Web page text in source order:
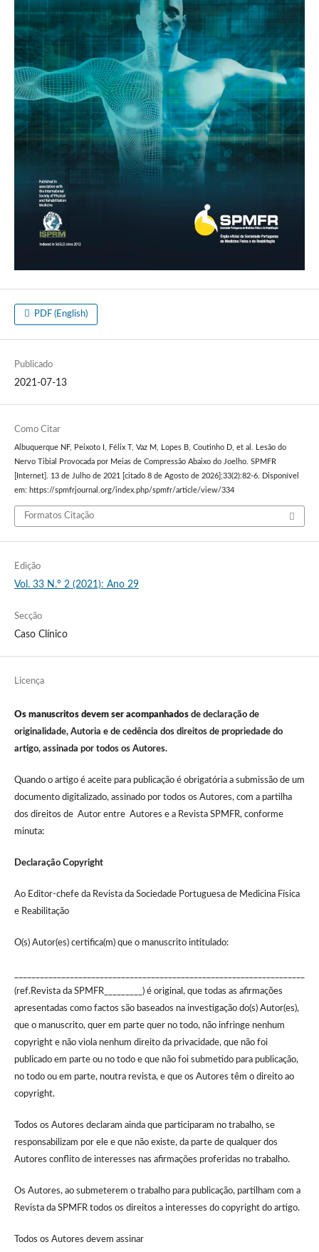
PDF (English)
Publicado
2021-07-13
Como Citar
Albuquerque NF, Peixoto I, Félix T, Vaz M, Lopes B, Coutinho D, et al. Lesão do
Nervo Tibial Provocada por Meias de Compressão Abaixo do Joelho. SPMFR
[Internet]. 13 de Julho de 2021 [citado 8 de Agosto de 2026];33(2):82-6. Disponível
em: https://spmfrjournal.org/index.php/spmfr/article/view/334
Formatos Citação
Edição
Vol. 33 N.º 2 (2021): Ano 29
Secção
Caso Clínico
Licença
Os manuscritos devem ser acompanhadosde declaração de
originalidade, Autoria e de cedência dos direitos de propriedade do
artigo, assinada por todos os Autores.
Quando o artigo é aceite para publicação é obrigatória a submissão de um
documento digitalizado, assinado por todos os Autores, com a partilha
dos direitos de Autor entre Autores e a Revista SPMFR, conforme
minuta:
Declaração Copyright
Ao Editor-chefe da Revista da Sociedade Portuguesa de Medicina Física
e Reabilitação
O(s) Autor(es) certifica(m) que o manuscrito intitulado:
(ref.Revista da SPMFR_________) é original, que todas as afirmações
apresentadas como factos são baseados na investigação do(s) Autor(es),
que o manuscrito, quer em parte quer no todo, não infringe nenhum
copyright e não viola nenhum direito da privacidade, que não foi
publicado em parte ou no todo e que não foi submetido para publicação,
no todo ou em parte, noutra revista, e que os Autores têm o direito ao
copyright.
Todos os Autores declaram ainda que participaram no trabalho, se
responsabilizam por ele e que não existe, da parte de qualquer dos
Autores conflito de interesses nas afirmações proferidas no trabalho.
Os Autores, ao submeterem o trabalho para publicação, partilham com a
Revista da SPMFR todos os direitos a interesses do copyright do artigo.
Todos os Autores devem assinar